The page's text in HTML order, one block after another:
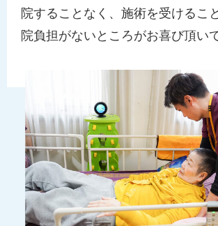
院することなく、施術を受けるこ
院負担がないところがお喜び頂い